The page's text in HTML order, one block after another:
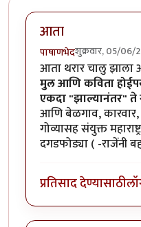
आता
पाषाणभेदशुक्रवार, 05/06/
आता थरार चालु
मुल आणि कविता
एकदा "झाल्यानंतर" ते
आणि बेळगाव, कारवार,
गोव्यासह संयुक्त
दगडफोड्या ( -राजेंनी
प्रतिसाद देण्यासाठी